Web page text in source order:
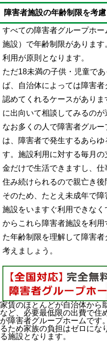
障害者施設の年齢制限を考
すべての障害者グループホ
施設）で年齢制限がありま
利用が原則となります。
ただ18未満の子供・児童で
ば、自治体によっては障害
認めてくれるケースがあり
に出向いて相談してみるのが
なお多くの人で障害者グル
は、障害者で発生するあら
す。施設利用に対する毎月
金だけで生活できますし、
住み続けられるので親亡き後
そのため、たとえ未成年で
施設をいますぐ利用できな
からこれら障害者施設を利
た年齢制限を理解して障害
考えましょう。
家賃のほとんどが自治体から
など、必要最低限の出費で住
が障害者グループホームです
るため家族の負担はゼロにな
る施設となります。